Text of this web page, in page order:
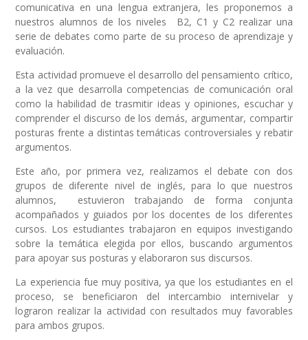
comunicativa en una lengua extranjera, les proponemos a
nuestros alumnos de los niveles B2, C1 y C2 realizar una
serie de debates como parte de su proceso de aprendizaje y
evaluación.
Esta actividad promueve el desarrollo del pensamiento crítico,
a la vez que desarrolla competencias de comunicación oral
como la habilidad de trasmitir ideas y opiniones, escuchar y
comprender el discurso de los demás, argumentar, compartir
posturas frente a distintas temáticas controversiales y rebatir
argumentos.
Este año, por primera vez, realizamos el debate con dos
grupos de diferente nivel de inglés, para lo que nuestros
alumnos, estuvieron trabajando de forma conjunta
acompañados y guiados por los docentes de los diferentes
cursos. Los estudiantes trabajaron en equipos investigando
sobre la temática elegida por ellos, buscando argumentos
para apoyar sus posturas y elaboraron sus discursos.
La experiencia fue muy positiva, ya que los estudiantes en el
proceso, se beneficiaron del intercambio internivelar y
lograron realizar la actividad con resultados muy favorables
para ambos grupos.